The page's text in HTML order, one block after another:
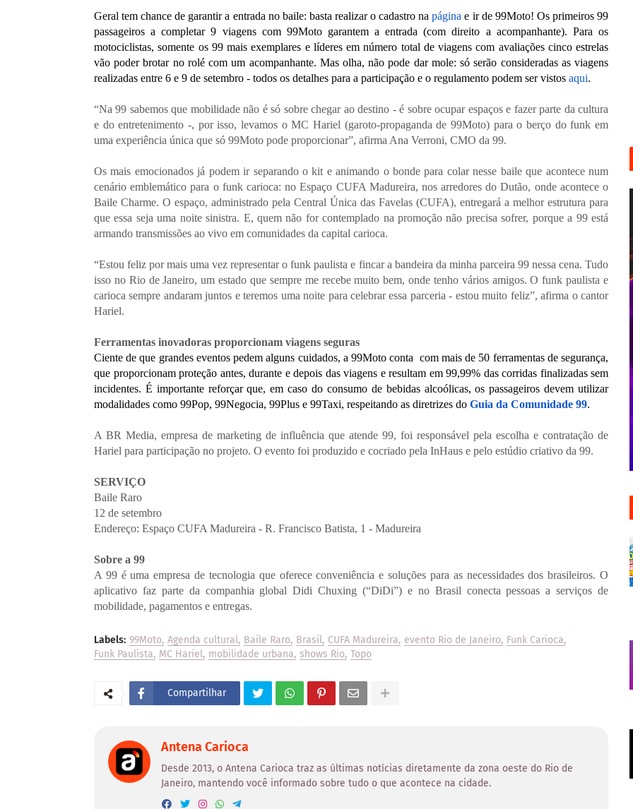
Geral tem chance de garantir a entrada no baile: basta realizar o cadastro napáginae ir de 99Moto! Os primeiros 99
passageiros a completar 9 viagens com 99Moto garantem a entrada (com direito a acompanhante). Para os
motociclistas, somente os 99 mais exemplares e líderes em número total de viagens com avaliações cinco estrelas
vão poder brotar no rolé com um acompanhante. Mas olha, não pode dar mole: só serão consideradas as viagens
realizadas entre 6 e 9 de setembro - todos os detalhes para a participação e o regulamento podem ser vistos aqui.
“Na 99 sabemos que mobilidade não é só sobre chegar ao destino - é sobre ocupar espaços e fazer parte da cultura
e do entretenimento -, por isso, levamos o MC Hariel (garoto-propaganda de 99Moto) para o berço do funk em
uma experiência única que só 99Moto pode proporcionar”, afirma Ana Verroni, CMO da 99.
Os mais emocionados já podem ir separando o kit e animando o bonde para colar nesse baile que acontece num
cenário emblemático para o funk carioca: no Espaço CUFA Madureira, nos arredores do Dutão, onde acontece o
Baile Charme. O espaço, administrado pela Central Única das Favelas (CUFA), entregará a melhor estrutura para
que essa seja uma noite sinistra. E, quem não for contemplado na promoção não precisa sofrer, porque a 99 está
armando transmissões ao vivo em comunidades da capital carioca.
“Estou feliz por mais uma vez representar o funk paulista e fincar a bandeira da minha parceira 99 nessa cena. Tudo
isso no Rio de Janeiro, um estado que sempre me recebe muito bem, onde tenho vários amigos. O funk paulista e
carioca sempre andaram juntos e teremos uma noite para celebrar essa parceria - estou muito feliz”, afirma o cantor
Hariel.
Ferramentas inovadoras proporcionam viagens seguras
Ciente de que grandes eventos pedem alguns cuidados, a 99Moto conta com mais de 50 ferramentas de segurança,
que proporcionam proteção antes, durante e depois das viagens e resultam em 99,99% das corridas finalizadas sem
incidentes. É importante reforçar que, em caso do consumo de bebidas alcoólicas, os passageiros devem utilizar
modalidades como 99Pop, 99Negocia, 99Plus e 99Taxi, respeitando as diretrizes do Guia da Comunidade 99.
A BR Media, empresa de marketing de influência que atende 99, foi responsável pela escolha e contratação de
Hariel para participação no projeto. O evento foi produzido e cocriado pela InHaus e pelo estúdio criativo da 99.
SERVIÇO
Baile Raro
12 de setembro
Endereço: Espaço CUFA Madureira - R. Francisco Batista, 1 - Madureira
Sobre a 99
A 99 é uma empresa de tecnologia que oferece conveniência e soluções para as necessidades dos brasileiros. O
aplicativo faz parte da companhia global Didi Chuxing (“DiDi”) e no Brasil conecta pessoas a serviços de
mobilidade, pagamentos e entregas.
Labels: 99Moto Agenda cultural Baile Raro Brasil CUFA Madureira evento Rio de Janeiro Funk Carioca
Funk Paulista MC Hariel mobilidade urbana shows Rio Topo
Compartilhar
Antena Carioca
Desde 2013, o Antena Carioca traz as últimas notícias diretamente da zona oeste do Rio de
Janeiro, mantendo você informado sobre tudo o que acontece na cidade.